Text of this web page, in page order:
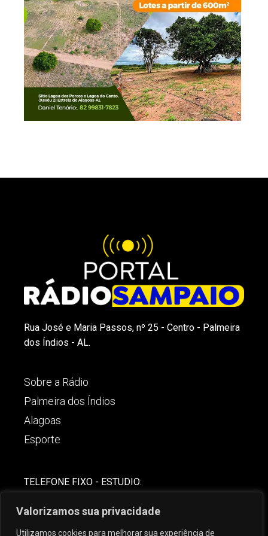
Valorizamos sua privacidade
Utilizamos cookies para melhorar sua experiência de
Rua José e Maria Passos, nº 25 - Centro - Palmeira
dos Índios - AL.
Sobre a Rádio
Palmeira dos Índios
Alagoas
Esporte
TELEFONE FIXO - ESTUDIO: